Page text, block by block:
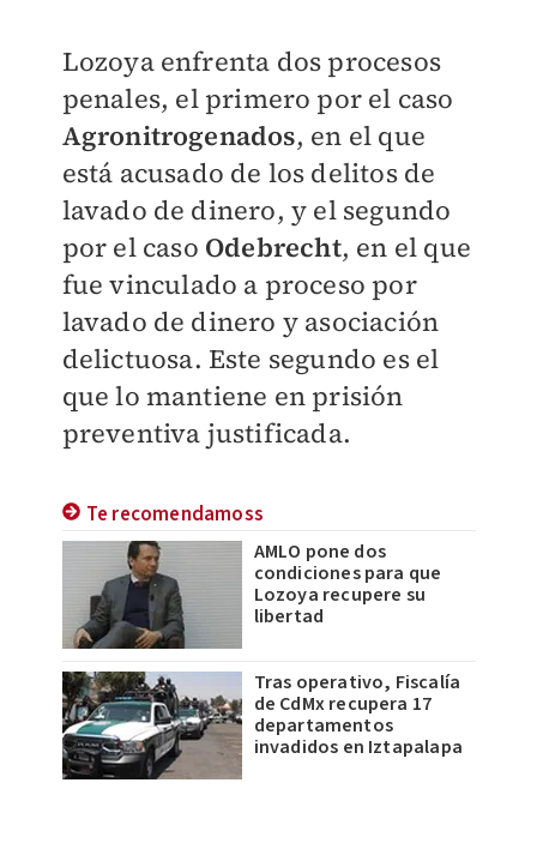
Lozoya enfrenta dos procesos
penales, el primero por el caso
Agronitrogenados, en el que
está acusado de los delitos de
lavado de dinero, y el segundo
por el caso Odebrecht, en el que
fue vinculado a proceso por
lavado de dinero y asociación
delictuosa. Este segundo es el
que lo mantiene en prisión
preventiva justificada.
Te recomendamoss
AMLO pone dos
condiciones para que
Lozoya recupere su
libertad
Tras operativo, Fiscalía
de CdMx recupera 17
departamentos
invadidos en Iztapalapa